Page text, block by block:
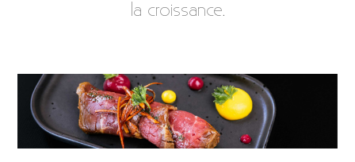
la croissance.